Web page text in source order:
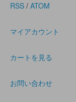
RSS / ATOM
マイアカウント
カートを見る
お問い合わせ